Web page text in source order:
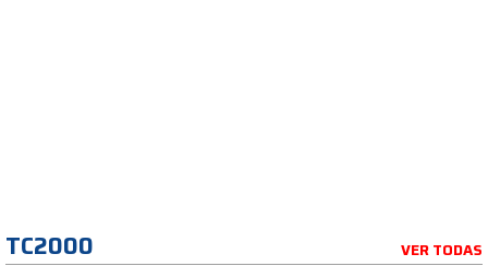
TC2000 VER TODAS